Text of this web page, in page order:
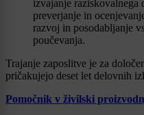
izvajanje raziskovalnega
preverjanje in
razvoj in posodabljanje
poučevanja.
Trajanje zaposlitve je za
pričakujejo deset let delovnih
Pomočnik v živilski